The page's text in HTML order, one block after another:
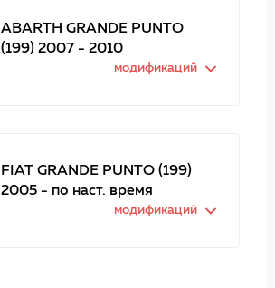
ABARTH GRANDE PUNTO
(199) 2007 - 2010
модификаций
FIAT GRANDE PUNTO (199)
2005 - по наст. время
модификаций